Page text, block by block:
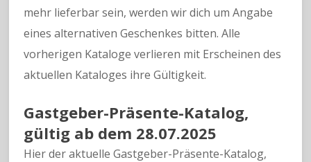
mehr lieferbar sein, werden wir dich um Angabe
eines alternativen Geschenkes bitten. Alle
vorherigen Kataloge verlieren mit Erscheinen des
aktuellen Kataloges ihre Gültigkeit.
Gastgeber-Präsente-Katalog,
gültig ab dem 28.07.2025
Hier der aktuelle Gastgeber-Präsente-Katalog,